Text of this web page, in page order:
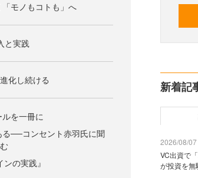
モノもコトも」へ
と実践
化し続ける
を一冊に
る──コンセント赤羽氏に聞
の実践』
新着記
2026/08/
VC出資で
が投資を無